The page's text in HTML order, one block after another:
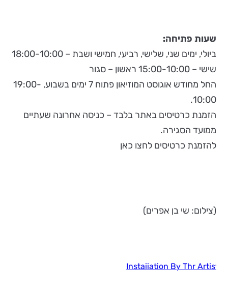
שעות פתיחה:
ביולי, ימים שני, שלישי, רביעי, חמישי ושבת – 18:00-10:00
שישי – 15:00-10:00 ראשון – סגור
החל מחודש אוגוסט המוזיאון פתוח 7 ימים בשבוע, 19:00-
10:00.
הזמנת כרטיסים באתר בלבד – כניסה אחרונה שעתיים
ממועד הסגירה.
להזמנת כרטיסים לחצו כאן
(צילום: שי בן אפרים)